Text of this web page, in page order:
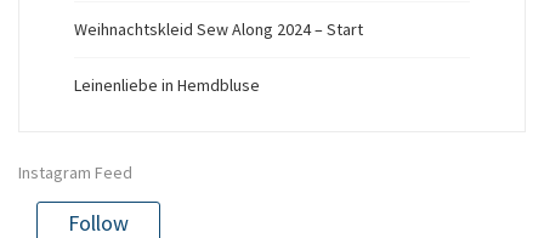
Weihnachtskleid Sew Along 2024 – Start
Leinenliebe in Hemdbluse
Instagram Feed
Follow